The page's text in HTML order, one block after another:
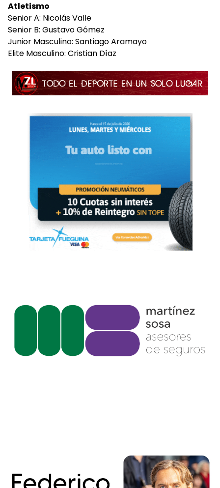
Atletismo
Senior A: Nicolás Valle
Senior B: Gustavo Gómez
Junior Masculino: Santiago Aramayo
Elite Masculino: Cristian Díaz